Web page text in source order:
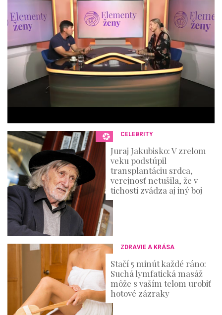
m
i
t
e
6
d
s
CELEBRITY
Juraj Jakubisko: V zrelom
veku podstúpil
transplantáciu srdca,
verejnosť netušila, že v
tichosti zvádza aj iný boj
ZDRAVIE A KRÁSA
Stačí 5 minút každé ráno:
Suchá lymfatická masáž
môže s vaším telom urobiť
hotové zázraky